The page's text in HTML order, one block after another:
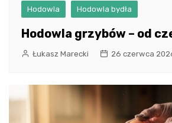
Hodowla Hodowla bydła
Hodowla grzybów – od
Łukasz Marecki 26 czerwca